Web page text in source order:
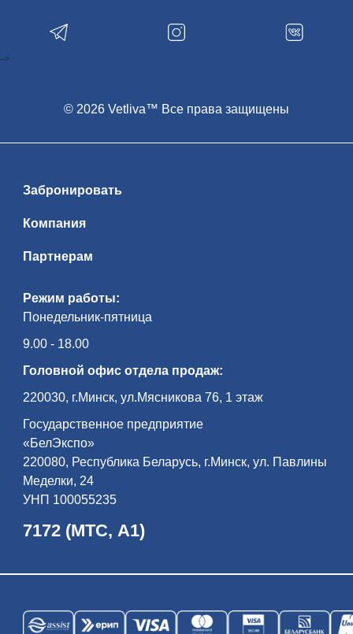
Режим работы:
Понедельник-пятница
9.00 - 18.00
Головной офис отдела продаж:
220030, г.Минск, ул.Мясникова 76, 1 этаж
Государственное предприятие
«БелЭкспо»
220080, Республика Беларусь, г.Минск, ул. Павлины
Меделки, 24
УНП 100055235
7172 (МТС, А1)
Забронировать
Компания
Партнерам
© 2026 Vetliva™ Все права защищены
-->